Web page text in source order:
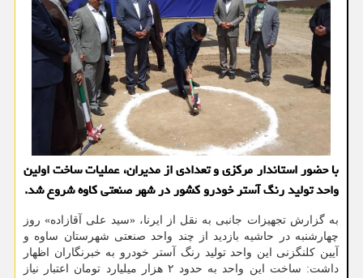
با حضور استاندار مرکزی و تعدادی از مدیران، عملیات ساخت اولین
واحد تولید رنگ آستر خودرو کشور در شهر صنعتی کاوه شروع شد.
به گزارش تجهیزات جانبی به نقل از ایرنا، «سید علی آقازاده» روز
چهارشنبه در حاشیه بازدید از چند واحد صنعتی شهرستان ساوه و
آیین کلنگزنی این واحد تولید رنگ آستر خودرو به خبرنگاران اظهار
داشت: ساخت این واحد به حدود ۲ هزار میلیارد تومان اعتبار نیاز